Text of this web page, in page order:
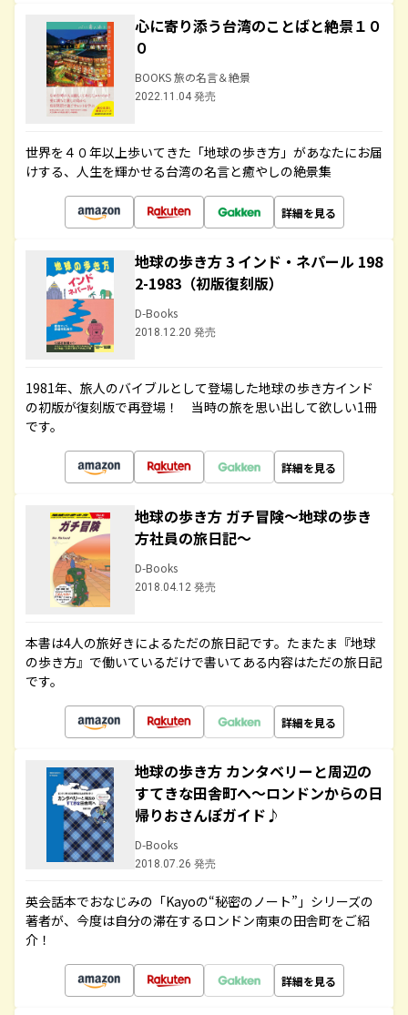
心に寄り添う台湾のことばと絶景１０
０
BOOKS 旅の名言＆絶景
2022.11.04 発売
世界を４０年以上歩いてきた「地球の歩き方」があなたにお届
けする、人生を輝かせる台湾の名言と癒やしの絶景集
詳細を見る
地球の歩き方 3 インド・ネパール 198
2-1983（初版復刻版）
D-Books
2018.12.20 発売
1981年、旅人のバイブルとして登場した地球の歩き方インド
の初版が復刻版で再登場！ 当時の旅を思い出して欲しい1冊
です。
詳細を見る
地球の歩き方 ガチ冒険～地球の歩き
方社員の旅日記～
D-Books
2018.04.12 発売
本書は4人の旅好きによるただの旅日記です。たまたま『地球
の歩き方』で働いているだけで書いてある内容はただの旅日記
です。
詳細を見る
地球の歩き方 カンタベリーと周辺の
すてきな田舎町へ～ロンドンからの日
帰りおさんぽガイド♪
D-Books
2018.07.26 発売
英会話本でおなじみの「Kayoの“秘密のノート”」シリーズの
著者が、今度は自分の滞在するロンドン南東の田舎町をご紹
介！
詳細を見る